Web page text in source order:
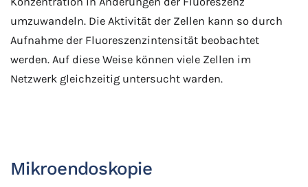
umzuwandeln. Die Aktivität der Zellen kann so durch
Aufnahme der Fluoreszenzintensität beobachtet
werden. Auf diese Weise können viele Zellen im
Netzwerk gleichzeitig untersucht warden.
Mikroendoskopie